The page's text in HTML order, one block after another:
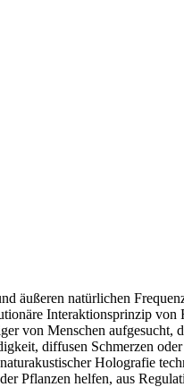
äußeren natürlichen
Interaktionsprinzip
von Menschen aufgesucht,
diffusen Schmerzen
Holografie
Pflanzen helfen, aus